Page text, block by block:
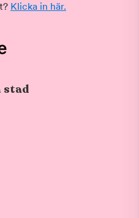
Klicka in här.
stad